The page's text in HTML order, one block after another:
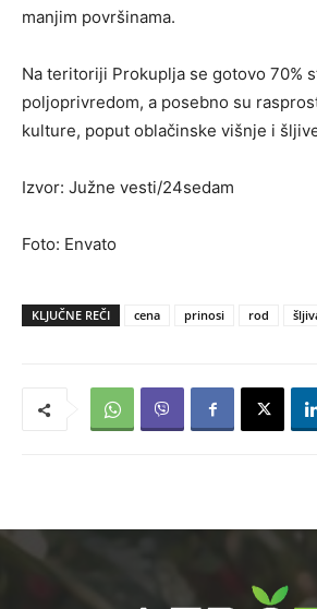
manjim površinama.
Na teritoriji Prokuplja se gotovo 70%
poljoprivredom, a posebno su
kulture, poput oblačinske višnje i
Izvor: Južne vesti/24sedam
Foto: Envato
KLJUČNE REČI cena prinosi rod